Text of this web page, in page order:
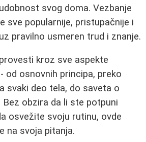
svog doma. Vezbanje
sve popularnije, pristupačnije i
pravilno usmeren trud i znanje.
kroz sve aspekte
od osnovnih principa, preko
svaki deo tela, do saveta o
obzira da li ste potpuni
osvežite svoju rutinu, ovde
na svoja pitanja.